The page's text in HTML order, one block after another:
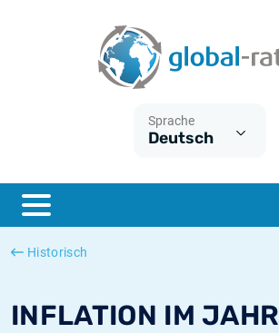
Sprache
Deutsch
Historisch
INFLATION IM
ESTER
SONIA
Was ist die VPI-Inflation?
Was ist die HVPI-Inflation?
Deutsche inflation
Europäische inflation
Historische Euribor-Sätze
Historische ESTER-Sätze
Historische SOFR-Sätze
Historische SONIA-Sätze
Inflationsrechner